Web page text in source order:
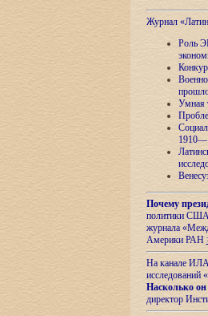
Журнал
Роль
Умная
Почему
политики США
журнала
Америки РАН
На канале ИЛА
исследований «
Насколько он
директор